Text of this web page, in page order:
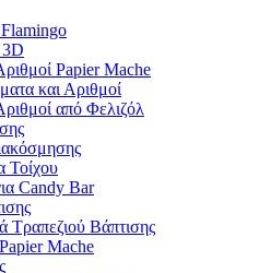
3D
Papier Mache
και Αριθμοί
από Φελιζόλ
Τοίχου
Candy Bar
Τραπεζιού Βάπτισης
Mache